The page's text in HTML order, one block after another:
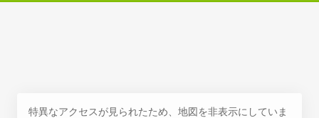
特異なアクセスが見られたため、地図を非表示にしていま